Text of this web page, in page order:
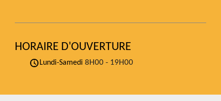
HORAIRE D'OUVERTURE
Lundi-Samedi 8H00 - 19H00